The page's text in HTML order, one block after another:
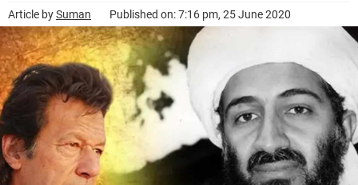
Article bySuman Published on: 7:16 pm, 25 June 2020